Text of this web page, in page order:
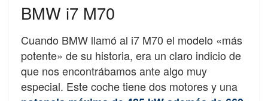
BMW i7 M70
Cuando BMW llamó al i7 M70 el modelo «más
potente» de su historia, era un claro indicio de
que nos encontrábamos ante algo muy
especial. Este coche tiene dos motores y una